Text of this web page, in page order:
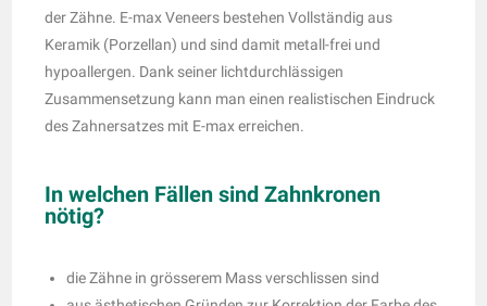
der Zähne. E-max Veneers bestehen Vollständig aus
Keramik (Porzellan) und sind damit metall-frei und
hypoallergen. Dank seiner lichtdurchlässigen
Zusammensetzung kann man einen realistischen Eindruck
des Zahnersatzes mit E-max erreichen.
In welchen Fällen sind Zahnkronen
nötig?
die Zähne in grösserem Mass verschlissen sind